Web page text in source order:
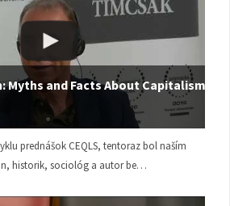
Myths and Facts About Capitalism |
prednášok CEQLS, tentoraz bol naším
historik, sociológ a autor be…